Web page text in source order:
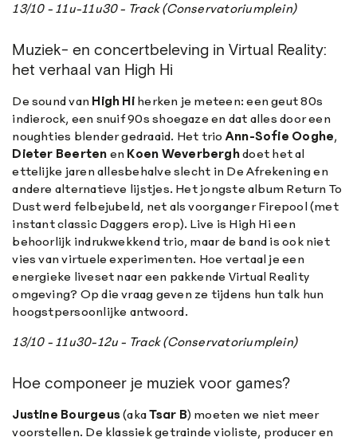
13/10 - 11u-11u30 - Track (Conservatoriumplein)
Muziek- en concertbeleving in Virtual Reality:
het verhaal van High Hi
De sound van High Hiherken je meteen: een geut 80s
indierock, een snuif 90s shoegaze en dat alles door een
noughties blender gedraaid. Het trioAnn-Sofie Ooghe,
Dieter Beerten en Koen Weverberghdoet het al
ettelijke jaren allesbehalve slecht in De Afrekening en
andere alternatieve lijstjes. Het jongste album Return To
Dust werd felbejubeld, net als voorganger Firepool (met
instant classic Daggers erop). Live is High Hi een
behoorlijk indrukwekkend trio, maar de band is ook niet
vies van virtuele experimenten. Hoe vertaal je een
energieke liveset naar een pakkende Virtual Reality
omgeving? Op die vraag geven ze tijdens hun talk hun
hoogstpersoonlijke antwoord.
13/10 - 11u30-12u - Track (Conservatoriumplein)
Hoe componeer je muziek voor games?
Justine Bourgeus(akaTsar B) moeten we niet meer
voorstellen. De klassiek getrainde violiste, producer en